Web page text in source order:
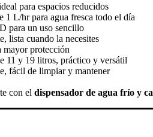
para espacios reducidos
1 L/hr para agua fresca todo el día
para un uso sencillo
lista cuando la necesites
mayor protección
11 y 19 litros, práctico y versátil
fácil de limpiar y mantener
con el dispensador de agua frío y